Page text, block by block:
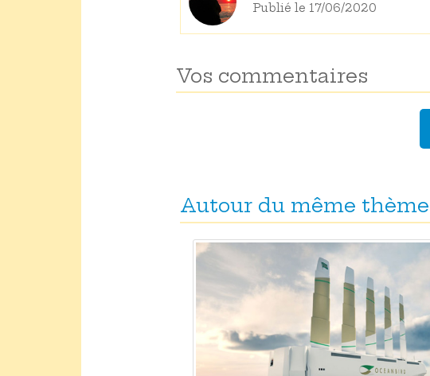
Publié le 17/06/2020
Vos commentaires
Autour du même thème